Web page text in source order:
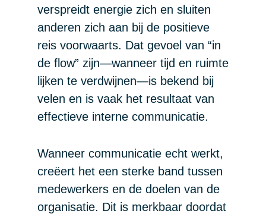
verspreidt energie zich en sluiten
anderen zich aan bij de positieve
reis voorwaarts. Dat gevoel van “in
de flow” zijn—wanneer tijd en ruimte
lijken te verdwijnen—is bekend bij
velen en is vaak het resultaat van
effectieve interne communicatie.
Wanneer communicatie echt werkt,
creëert het een sterke band tussen
medewerkers en de doelen van de
organisatie. Dit is merkbaar doordat